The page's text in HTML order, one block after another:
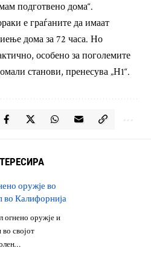
подготвено дома“.
е граѓаните да имаат
дома за 72 часа. Но
особено за поголемите
станови, пренесува „Н1“.
оружје во
во Калифорнија
огнено оружје и
својот